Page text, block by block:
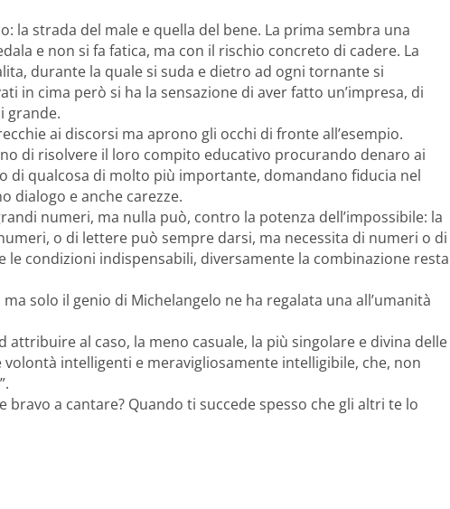
la strada del male e quella del bene. La prima sembra una
e non si fa fatica, ma con il rischio concreto di cadere. La
durante la quale si suda e dietro ad ogni tornante si
in cima però si ha la sensazione di aver fatto un’impresa, di
grande.
ai discorsi ma aprono gli occhi di fronte all’esempio.
di risolvere il loro compito educativo procurando denaro ai
di qualcosa di molto più importante, domandano fiducia nel
dialogo e anche carezze.
numeri, ma nulla può, contro la potenza dell’impossibile: la
o di lettere può sempre darsi, ma necessita di numeri o di
le condizioni indispensabili, diversamente la combinazione resta
solo il genio di Michelangelo ne ha regalata una all’umanità
attribuire al caso, la meno casuale, la più singolare e divina delle
intelligenti e meravigliosamente intelligibile, che, non
bravo a cantare? Quando ti succede spesso che gli altri te lo